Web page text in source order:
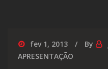
fev 1, 2013 By
APRESENTAÇÃO